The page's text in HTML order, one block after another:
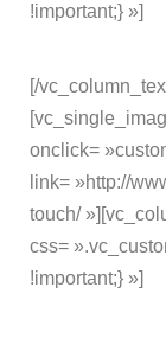
!important;} »]
[/
onclick=
link= »http://
touch/
css=
!important;} »]